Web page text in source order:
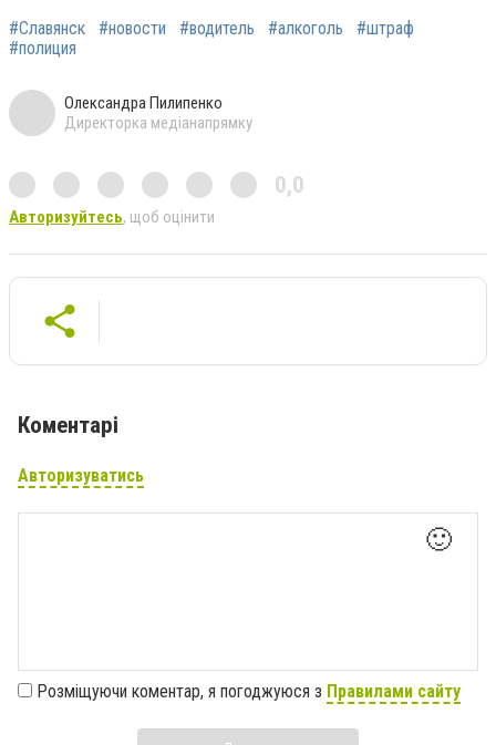
#Славянск #новости #водитель #алкоголь
#штраф
#полиция
Олександра Пилипенко
Директорка медіанапрямку
0,0
Авторизуйтесь, щоб оцінити
Коментарі
Авторизуватись
🙂
Розміщуючи коментар, я погоджуюся з Правилами сайту